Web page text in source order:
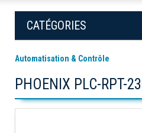
CATÉGORIES
Automatisation & Contrôle
PHOENIX PLC-RPT-